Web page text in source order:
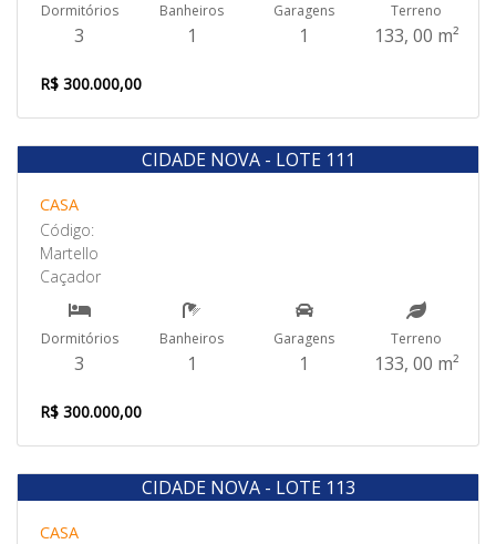
Dormitórios
3
Banheiros
1
Garagens
1
Terreno
133, 00 m²
R$ 300.000,00
Venda
CIDADE NOVA - LOTE 111
CASA
Código:
Martello
Caçador
Dormitórios
3
Banheiros
1
Garagens
1
Terreno
133, 00 m²
R$ 300.000,00
Venda
CIDADE NOVA - LOTE 113
CASA